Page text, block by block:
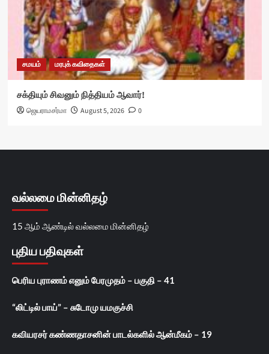
சமயம் மரபுக் கவிதைகள்
சக்தியும் சிவனும் நித்தியம் ஆவார்!
ஜெயராமசர்மா August 5, 2026 0
வல்லமை மின்னிதழ்
15 ஆம் ஆண்டில் வல்லமை மின்னிதழ்
புதிய பதிவுகள்
பெரிய புராணம் எனும் பேரமுதம் – பகுதி – 41
“லிட்டில் பாய்” – சுடோமு யமகுச்சி
கவியரசர் கண்ணதாசனின் பாடல்களில் ஆன்மீகம் – 19